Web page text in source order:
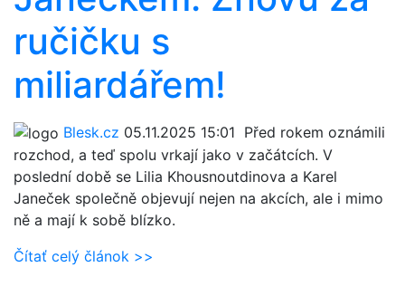
ručičku s
miliardářem!
Blesk.cz 05.11.2025 15:01 Před rokem oznámili
rozchod, a teď spolu vrkají jako v začátcích. V
poslední době se Lilia Khousnoutdinova a Karel
Janeček společně objevují nejen na akcích, ale i mimo
ně a mají k sobě blízko.
Čítať celý článok >>